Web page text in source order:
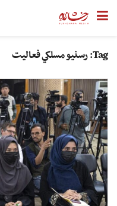
Tag: رسنیو مسلکي فعالیت